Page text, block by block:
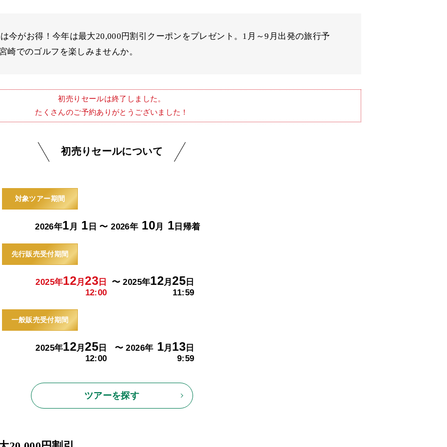
今がお得！今年は最大20,000円割引クーポンをプレゼント。1月～9月出発の旅行予
崎でのゴルフを楽しみませんか。
初売りセールは終了しました。
たくさんのご予約ありがとうございました！
初売りセールについて
対象ツアー期間
2026年1月 1 日 〜 2026年 10月 1 日 帰着
先行販売受付期間
2025年12月23 日
12:00
〜 2025年12月25 日
11:59
一般販売受付期間
2025年12月25 日
12:00
〜 2026年 1月 13 日
9:59
ツアーを探す